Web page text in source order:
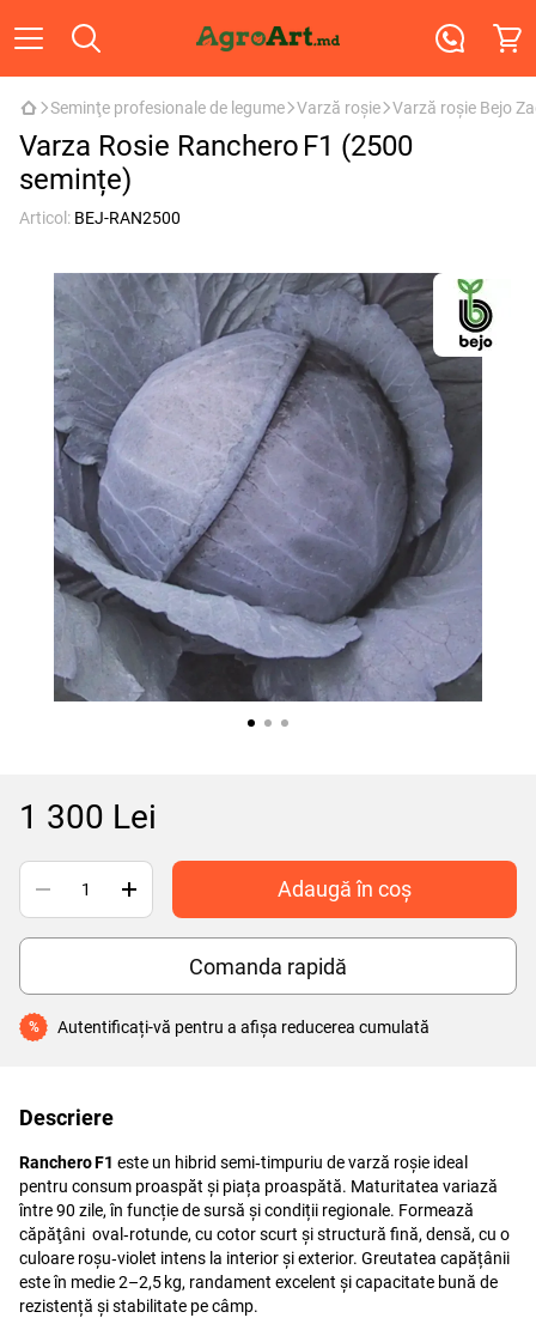
Seminţe profesionale de legume Varză roşie Varză roşie Bejo
Varza Rosie Ranchero F1 (2500
semințe)
Articol: BEJ-RAN2500
1 300 Lei
Adaugă în coș
Comanda rapidă
% Autentificați-vă pentru a afișa reducerea cumulată
Descriere
Ranchero F1 este un hibrid semi‑timpuriu de varză roșie ideal
pentru consum proaspăt și piața proaspătă. Maturitatea variază
între 90 zile, în funcție de sursă și condiții regionale. Formează
căpăţâni oval‑rotunde, cu cotor scurt și structură fină, densă, cu o
culoare roșu‑violet intens la interior și exterior. Greutatea capățânii
este în medie 2–2,5 kg, randament excelent și capacitate bună de
rezistență și stabilitate pe câmp.